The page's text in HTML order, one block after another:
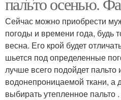
Сейчас можно приобрести
погоды и времени года, будь
весна. Его крой будет
шьется под определенные
лучше всего подойдет
водонепроницаемой ткани, а
выбирать утепленное пальто .